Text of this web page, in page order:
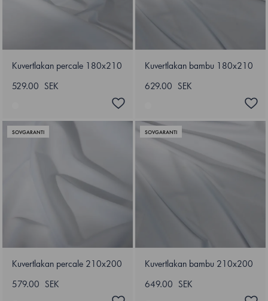
Kuvertlakan percale 180x210
529.00 SEK
Kuvertlakan bambu 180x210
629.00 SEK
Kuvertlakan percale 210x200
579.00 SEK
SOVGARANTI
Kuvertlakan bambu 210x200
649.00 SEK
SOVGARANTI